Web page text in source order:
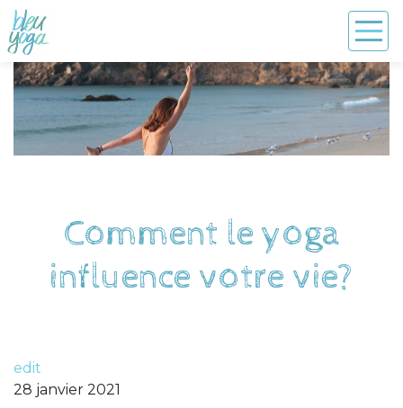
Comment le yoga
influence votre vie?
edit
28 janvier 2021